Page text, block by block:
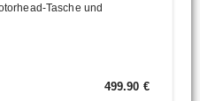
Tasche und
499.90 €